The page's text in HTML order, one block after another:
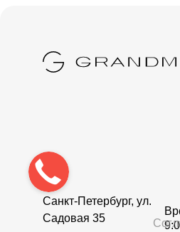
Санкт-Петербург, ул.
Садовая 35